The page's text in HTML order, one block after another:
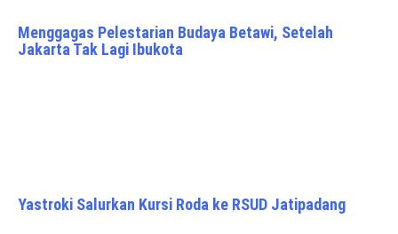
Menggagas Pelestarian Budaya Betawi, Setelah
Jakarta Tak Lagi Ibukota
Yastroki Salurkan Kursi Roda ke RSUD Jatipadang